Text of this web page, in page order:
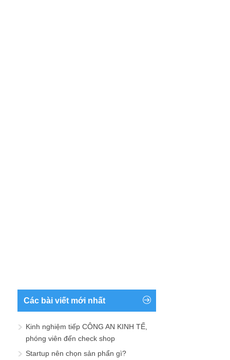
Các bài viết mới nhất
Kinh nghiệm tiếp CÔNG AN KINH TẾ,
phóng viên đến check shop
Startup nên chọn sản phẩn gì?